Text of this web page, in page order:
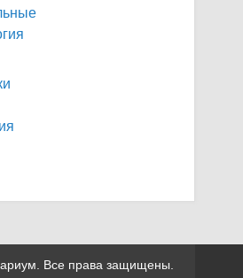
Все права защищены.